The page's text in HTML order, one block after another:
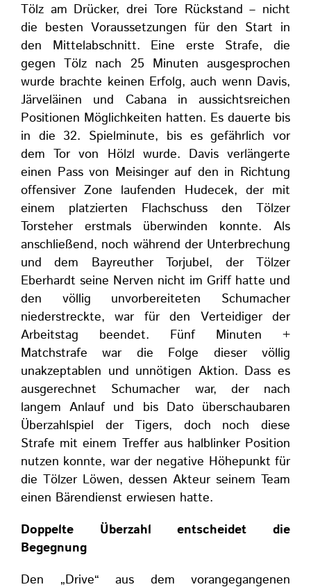
Tölz am Drücker, drei Tore Rückstand – nicht
die besten Voraussetzungen für den Start in
den Mittelabschnitt. Eine erste Strafe, die
gegen Tölz nach 25 Minuten ausgesprochen
wurde brachte keinen Erfolg, auch wenn Davis,
Järveläinen und Cabana in aussichtsreichen
Positionen Möglichkeiten hatten. Es dauerte bis
in die 32. Spielminute, bis es gefährlich vor
dem Tor von Hölzl wurde. Davis verlängerte
einen Pass von Meisinger auf den in Richtung
offensiver Zone laufenden Hudecek, der mit
einem platzierten Flachschuss den Tölzer
Torsteher erstmals überwinden konnte. Als
anschließend, noch während der Unterbrechung
und dem Bayreuther Torjubel, der Tölzer
Eberhardt seine Nerven nicht im Griff hatte und
den völlig unvorbereiteten Schumacher
niederstreckte, war für den Verteidiger der
Arbeitstag beendet. Fünf Minuten +
Matchstrafe war die Folge dieser völlig
unakzeptablen und unnötigen Aktion. Dass es
ausgerechnet Schumacher war, der nach
langem Anlauf und bis Dato überschaubaren
Überzahlspiel der Tigers, doch noch diese
Strafe mit einem Treffer aus halblinker Position
nutzen konnte, war der negative Höhepunkt für
die Tölzer Löwen, dessen Akteur seinem Team
einen Bärendienst erwiesen hatte.
Doppelte Überzahl entscheidet die
Begegnung
Den „Drive“ aus dem vorangegangenen